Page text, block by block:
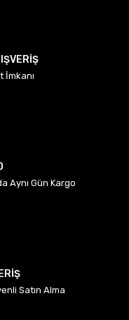
İmkanı
Aynı Gün Kargo
Satın Alma